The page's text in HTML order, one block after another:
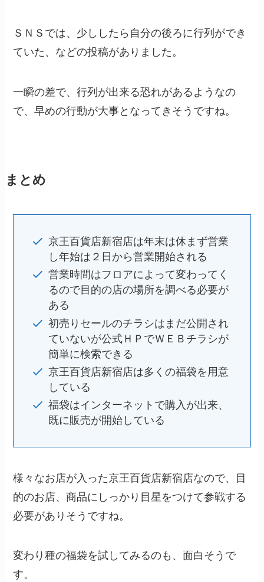
ＳＮＳでは、少ししたら自分の後ろに行列ができ
ていた、などの投稿がありました。
一瞬の差で、行列が出来る恐れがあるようなの
で、早めの行動が大事となってきそうですね。
まとめ
京王百貨店新宿店は年末は休まず営業
し年始は２日から営業開始される
営業時間はフロアによって変わってく
るので目的の店の場所を調べる必要が
ある
初売りセールのチラシはまだ公開され
ていないが公式ＨＰでＷＥＢチラシが
簡単に検索できる
京王百貨店新宿店は多くの福袋を用意
している
福袋はインターネットで購入が出来、
既に販売が開始している
様々なお店が入った京王百貨店新宿店なので、目
的のお店、商品にしっかり目星をつけて参戦する
必要がありそうですね。
変わり種の福袋を試してみるのも、面白そうで
す。